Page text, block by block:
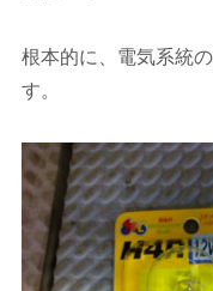
根本的に、電気系統
す。